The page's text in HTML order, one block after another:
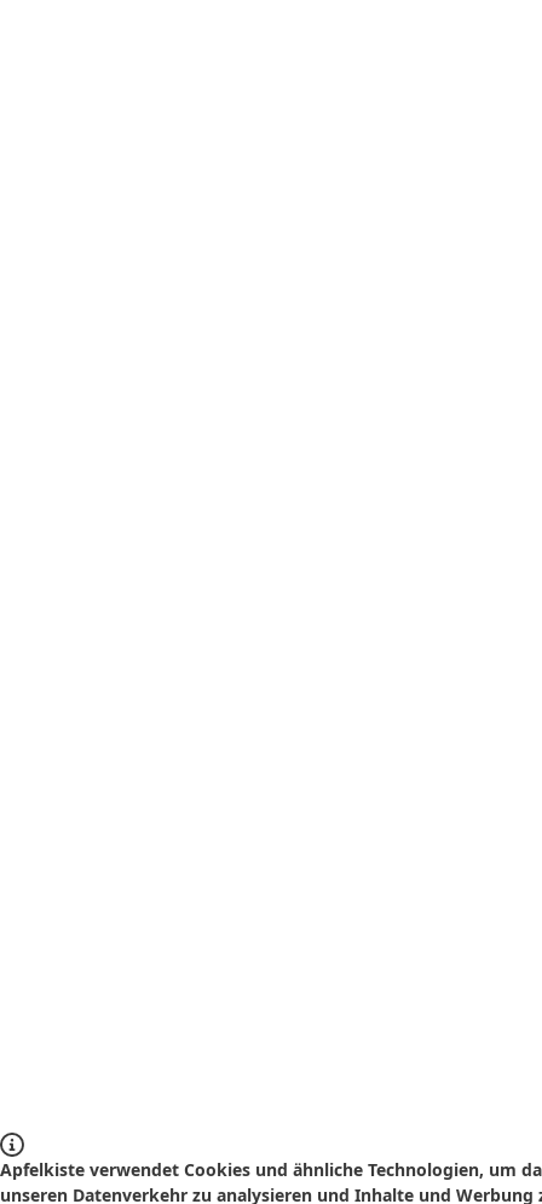
Apfelkiste verwendet Cookies und ähnliche Technologien, um
unseren Datenverkehr zu analysieren und Inhalte und